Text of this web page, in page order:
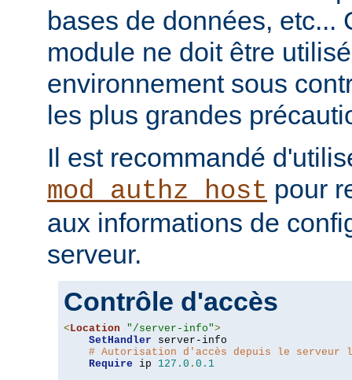
bases de données, etc...
module ne doit être
environnement sous
les plus grandes
Il est recommandé
mod_authz_host pour
aux informations de
serveur.
Contrôle d'accès
< Location "/server-info">
SetHandler server-info
# Autorisation d'accès depuis le serveur
Require ip 127.0 . 0.1